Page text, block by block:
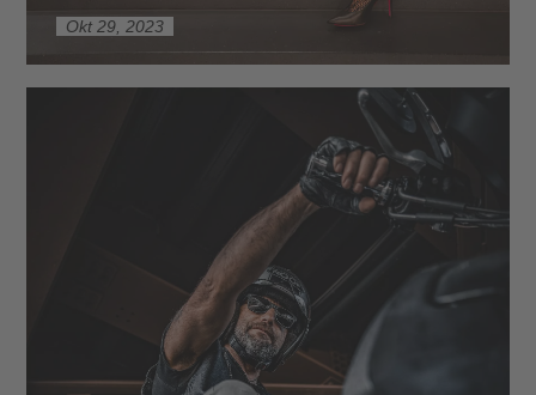
Okt 29, 2023